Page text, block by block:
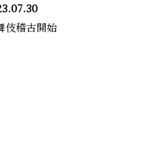
伎稽古開始